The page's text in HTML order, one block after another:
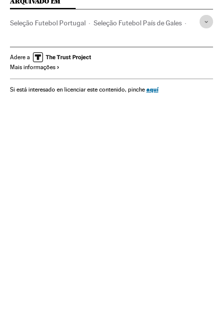
Seleção Futebol Portugal Seleção Futebol País de Gales
Futebol Brasil Competições
América Latina
Adere a
Mais informações
Si está interesado en licenciar este contenido, pinche aquí